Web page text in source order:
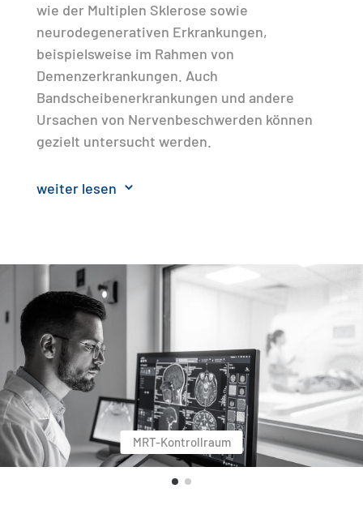
wie der Multiplen Sklerose sowie
neurodegenerativen Erkrankungen,
beispielsweise im Rahmen von
Demenzerkrankungen. Auch
Bandscheibenerkrankungen und andere
Ursachen von Nervenbeschwerden können
gezielt untersucht werden.
Weiterbildung im Bereich der
Neuroradiologie. Damit gewährleisten wir
eine qualifizierte und sorgfältige Diagnostik
als Grundlage für die weitere Behandlung.
weiter lesen 3
MRT-Kontrollraum